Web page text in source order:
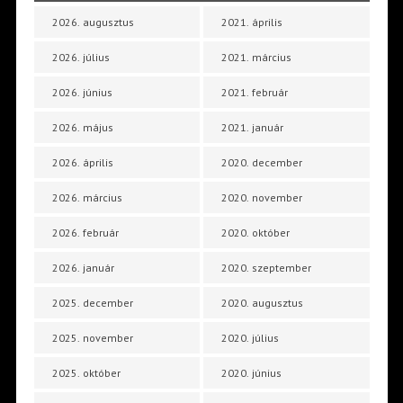
2026. augusztus
2026. július
2026. június
2026. május
2026. április
2026. március
2026. február
2026. január
2025. december
2025. november
2025. október
2021. április
2021. március
2021. február
2021. január
2020. december
2020. november
2020. október
2020. szeptember
2020. augusztus
2020. július
2020. június